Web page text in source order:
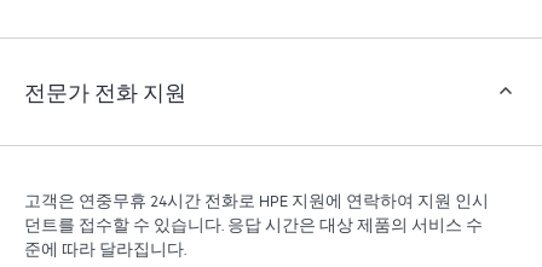
Tech Care 서비스는 엣지부터 클라우드까지 우수한 운영
세스를 제공합니다.
전문가 전화 지원
고객은 연중무휴 24시간 전화로 HPE 지원에 연락하여 지원 인시
던트를 접수할 수 있습니다. 응답 시간은 대상 제품의 서비스 수
준에 따라 달라집니다.